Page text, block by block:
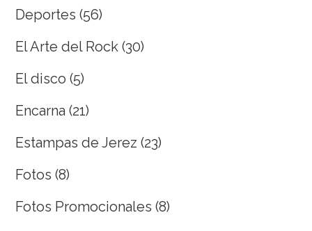
Deportes (56)
El Arte del Rock (30)
El disco (5)
Encarna (21)
Estampas de Jerez (23)
Fotos (8)
Fotos Promocionales (8)